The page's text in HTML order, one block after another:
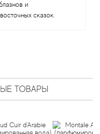
и
сказок.
ТОВАРЫ